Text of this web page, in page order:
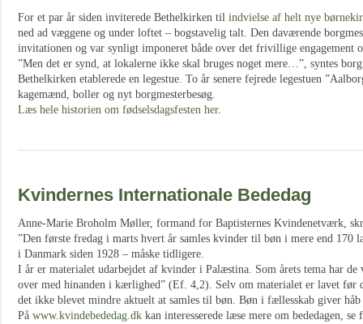
For et par år siden inviterede Bethelkirken til indvielse af helt nye
ned ad væggene og under loftet – bogstavelig talt. Den daværende
invitationen og var synligt imponeret både over det frivillige engagement
”Men det er synd, at lokalerne ikke skal bruges noget mere…”, syntes
Bethelkirken etablerede en legestue. To år senere fejrede legestuen
kagemænd, boller og nyt borgmesterbesøg.
Læs hele historien om fødselsdagsfesten her.
Kvindernes Internationale Bededag
Anne-Marie Broholm Møller, formand for Baptisternes Kvindenetværk,
”Den første fredag i marts hvert år samles kvinder til bøn i mere end 170
i Danmark siden 1928 – måske tidligere.
I år er materialet udarbejdet af kvinder i Palæstina. Som årets tema har de
over med hinanden i kærlighed” (Ef. 4,2). Selv om materialet er lavet før
det ikke blevet mindre aktuelt at samles til bøn. Bøn i fællesskab giver
På www.kvindebededag.dk kan interesserede læse mere om bededagen,